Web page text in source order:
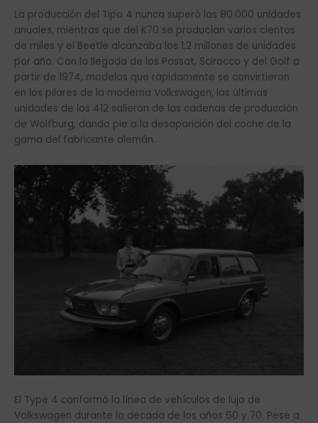
La producción del Tipo 4 nunca superó las 80.000 unidades
anuales, mientras que del K70 se producían varios cientos
de miles y el Beetle alcanzaba los 1,2 millones de unidades
por año. Con la llegada de los Passat, Scirocco y del Golf a
partir de 1974, modelos que rápidamente se convirtieron
en los pilares de la moderna Volkswagen, las últimas
unidades de los 412 salieron de las cadenas de producción
de Wolfburg, dando pie a la desaparición del coche de la
gama del fabricante alemán.
El Type 4 conformó la línea de vehículos de lujo de
Volkswagen durante la década de los años 60 y 70. Pese a